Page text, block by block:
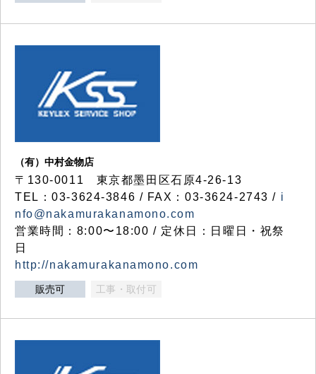
（有）中村金物店
〒130-0011 東京都墨田区石原4-26-13
TEL：03-3624-3846 / FAX：03-3624-2743 / i
nfo@nakamurakanamono.com
営業時間：8:00〜18:00 / 定休日：日曜日・祝祭
日
http://nakamurakanamono.com
販売可 工事・取付可